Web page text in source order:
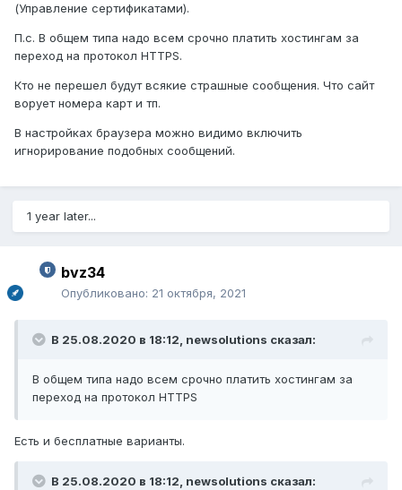
(Управление сертификатами).
П.с. В общем типа надо всем срочно платить хостингам за
переход на протокол HTTPS.
Кто не перешел будут всякие страшные сообщения. Что сайт
ворует номера карт и тп.
В настройках браузера можно видимо включить
игнорирование подобных сообщений.
1 year later...
bvz34
Опубликовано: 21 октября, 2021
В 25.08.2020 в 18:12, newsolutions сказал:
В общем типа надо всем срочно платить хостингам за
переход на протокол HTTPS
Есть и бесплатные варианты.
В 25.08.2020 в 18:12, newsolutions сказал: